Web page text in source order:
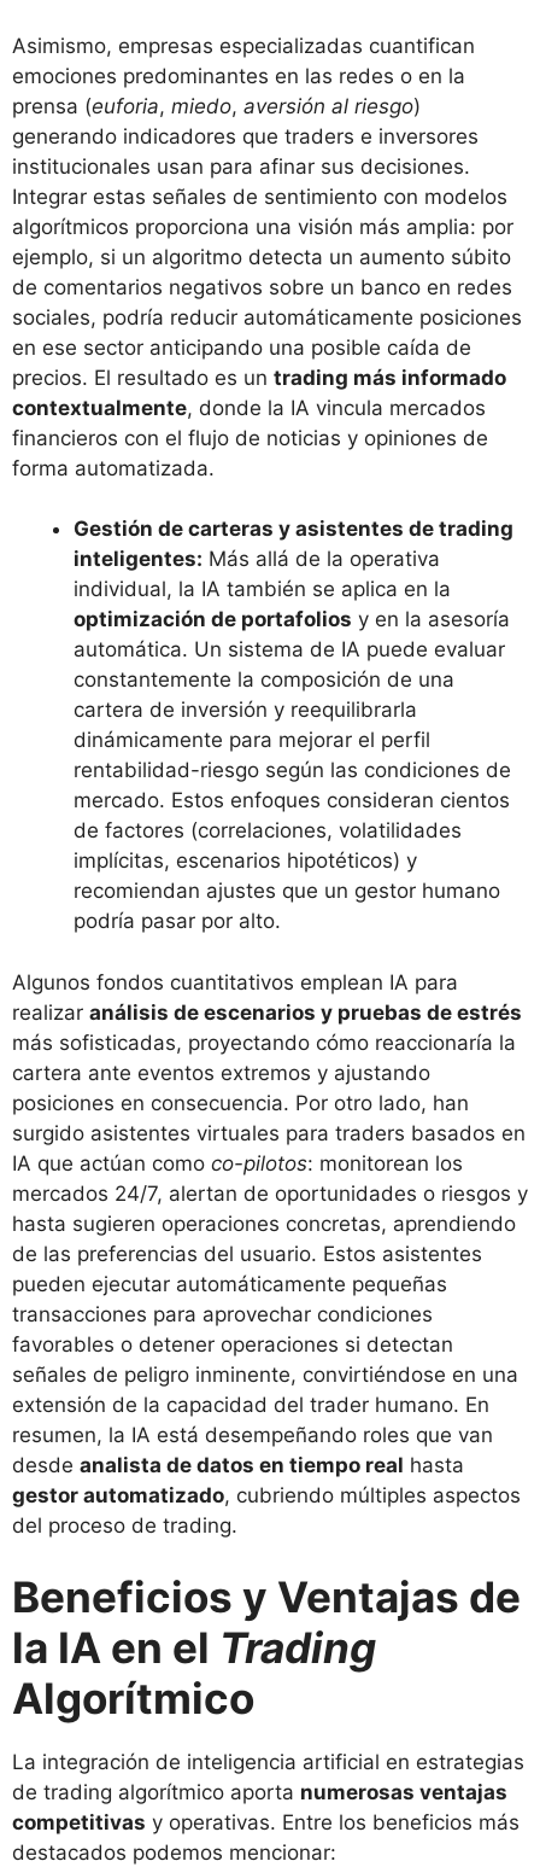
Asimismo, empresas especializadas cuantifican
emociones predominantes en las redes o en la
prensa (euforia, miedo, aversión al riesgo)
generando indicadores que traders e inversores
institucionales usan para afinar sus decisiones​.
Integrar estas señales de sentimiento con modelos
algorítmicos proporciona una visión más amplia: por
ejemplo, si un algoritmo detecta un aumento súbito
de comentarios negativos sobre un banco en redes
sociales, podría reducir automáticamente posiciones
en ese sector anticipando una posible caída de
precios. El resultado es un trading más informado
contextualmente, donde la IA vincula mercados
financieros con el flujo de noticias y opiniones de
forma automatizada.
Gestión de carteras y asistentes de trading
inteligentes: Más allá de la operativa
individual, la IA también se aplica en la
optimización de portafolios y en la asesoría
automática. Un sistema de IA puede evaluar
constantemente la composición de una
cartera de inversión y reequilibrarla
dinámicamente para mejorar el perfil
rentabilidad-riesgo según las condiciones de
mercado. Estos enfoques consideran cientos
de factores (correlaciones, volatilidades
implícitas, escenarios hipotéticos) y
recomiendan ajustes que un gestor humano
podría pasar por alto.
Algunos fondos cuantitativos emplean IA para
realizar análisis de escenarios y pruebas de estrés
más sofisticadas, proyectando cómo reaccionaría la
cartera ante eventos extremos y ajustando
posiciones en consecuencia​. Por otro lado, han
surgido asistentes virtuales para traders basados en
IA que actúan como co-pilotos: monitorean los
mercados 24/7, alertan de oportunidades o riesgos y
hasta sugieren operaciones concretas, aprendiendo
de las preferencias del usuario. Estos asistentes
pueden ejecutar automáticamente pequeñas
transacciones para aprovechar condiciones
favorables o detener operaciones si detectan
señales de peligro inminente, convirtiéndose en una
extensión de la capacidad del trader humano. En
resumen, la IA está desempeñando roles que van
desde analista de datos en tiempo real hasta
gestor automatizado, cubriendo múltiples aspectos
del proceso de trading.
Beneficios y Ventajas de
la IA en el Trading
Algorítmico
La integración de inteligencia artificial en estrategias
de trading algorítmico aporta numerosas ventajas
competitivas y operativas. Entre los beneficios más
destacados podemos mencionar: